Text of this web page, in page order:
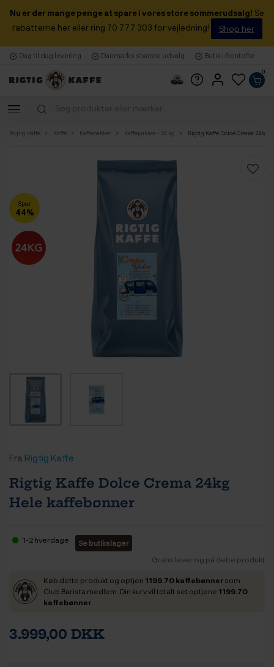
Nu er der mange penge at spare i vores store sommerudsalg! Se
rabatterne her eller ring 70 777 303 for vejledning!
Shop her
Dag til dag levering Danmarks største udvalg Butik i Gentofte
0
Rigtig Kaffe Kaffe Kaffepakker Kaffepakker - 24 kg Rigtig Kaffe Dolce Crema 24kg
Spar
44%
Fra Rigtig Kaffe
Rigtig Kaffe Dolce Crema 24kg
Hele kaffebønner
1-2 hverdage
Se butikslager
Gratis levering på dette produkt
Køb dette produkt og optjen 1199.70 kaffebønnersom
Club Barista medlem. Din kurv vil totalt set optjene 1199.70
kaffebønner
3.999,00 DKK